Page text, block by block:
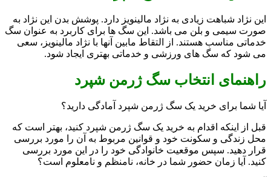
این نژاد شباهت زیادی به نژاد مالینویز دارد. پوشش بدن این نژاد به
صورت سیمی و بلن می باشد. این سگ ها برای کاربرد به عنوان سگ
خدماتی مناسب هستند. از التقاط مابین آنها با نژاد مالینویز، سعی
می شود که سگ های ورزشی و خدماتی بهتری ایجاد شود.
راهنمای انتخاب سگ ژرمن شپرد
آیا شما برای خرید یک سگ ژرمن شپرد آمادگی دارید؟
قبل از اینکه اقدام به خرید یک سگ ژرمن شپرد کنید، بهتر است که
محل زندگی و سکونت خود و قوانین مربوط به آن را مورد بررسی
قرار دهید. سپس موقعیت خانوادگی خود را در این مورد بررسی
کنید. آیا زمان حضور شما در خانه، نامنظم و نامعلوم است؟